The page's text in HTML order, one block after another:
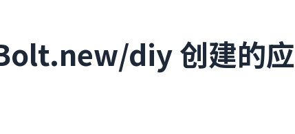
diy 创建的应